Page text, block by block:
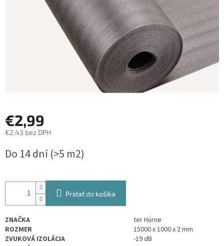
€2,99
€2,43 bez DPH
cena:
Do 14 dní(>5 m2)
Pridať do košíka
ZNAČKA
ter Hürne
ROZMER
15000 x 1000 x 2 mm
ZVUKOVÁ IZOLÁCIA
-19 dB